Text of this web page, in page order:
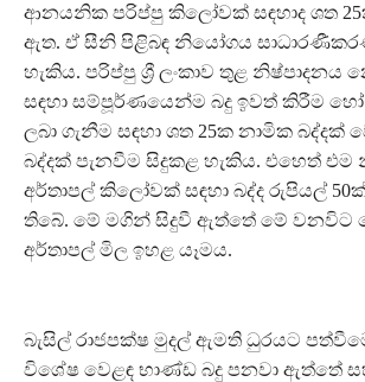
ආනයනික පරිප්පු කිලෝවක් සඳහාද ශත
ඇත. ඒ සීනි පිළිබඳ නියෝගය
හැකිය. පරිප්පු ශ්‍රී ලංකාව තුළ
සඳහා සම්පූර්ණයෙන්ම බදු ඉවත් කිරීම
ලබා ගැනීම සඳහා ශත 25ක නාමික බද්දක්
බද්දක් පැනවීම සිදුකළ හැකිය. එහෙත්
අර්තාපල් කිලෝවක් සඳහා බද්ද රුපියල්
තිබේ. මේ මගින් සිදුවී ඇත්තේ මේ වනවිට
අර්තාපල් මිල ඉහළ යෑමය.
බැසිල් රාජපක්ෂ මුදල් ඇමති ධුරයට
විශේෂ වෙළඳ භාණ්ඩ බදු පනවා ඇත්තේ